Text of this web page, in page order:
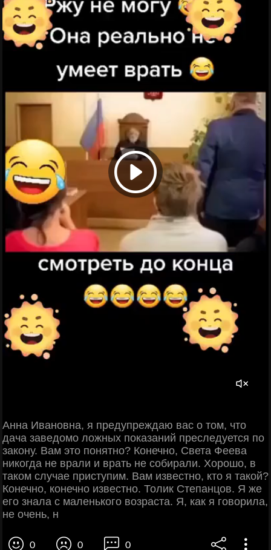
Анна Ивановна, я предупреждаю вас о том, что
дача заведомо ложных показаний преследуется по
закону. Вам это понятно? Конечно, Света Феева
никогда не врали и врать не собирали. Хорошо, в
таком случае приступим. Вам известно, кто я такой?
Конечно, конечно известно. Толик Степанцов. Я же
его знала с маленького возраста. Я, как я говорила,
не очень, н
0 0 0